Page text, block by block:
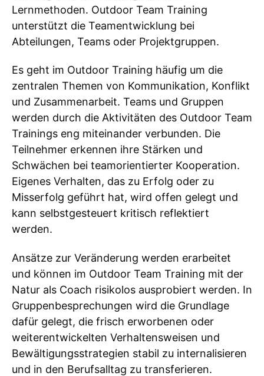
Lernmethoden. Outdoor Team Training
unterstützt die Teamentwicklung bei
Abteilungen, Teams oder Projektgruppen.
Es geht im Outdoor Training häufig um die
zentralen Themen von Kommunikation, Konflikt
und Zusammenarbeit. Teams und Gruppen
werden durch die Aktivitäten des Outdoor Team
Trainings eng miteinander verbunden. Die
Teilnehmer erkennen ihre Stärken und
Schwächen bei teamorientierter Kooperation.
Eigenes Verhalten, das zu Erfolg oder zu
Misserfolg geführt hat, wird offen gelegt und
kann selbstgesteuert kritisch reflektiert
werden.
Ansätze zur Veränderung werden erarbeitet
und können im Outdoor Team Training mit der
Natur als Coach risikolos ausprobiert werden. In
Gruppenbesprechungen wird die Grundlage
dafür gelegt, die frisch erworbenen oder
weiterentwickelten Verhaltensweisen und
Bewältigungsstrategien stabil zu internalisieren
und in den Berufsalltag zu transferieren.